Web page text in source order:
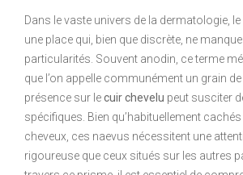
Dans le vaste univers de la dermatologie, le
une place qui, bien que discrète, ne
particularités. Souvent anodin, ce terme
que l’on appelle communément un grain
présence sur lecuir chevelu peut susciter
spécifiques. Bien qu’habituellement
cheveux, ces naevus nécessitent une
rigoureuse que ceux situés sur les autres